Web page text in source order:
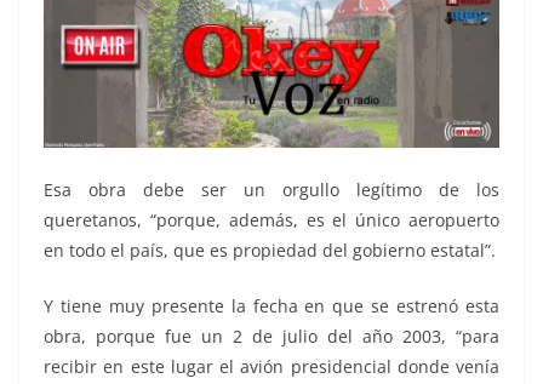
Esa obra debe ser un orgullo legítimo de los
queretanos, “porque, además, es el único aeropuerto
en todo el país, que es propiedad del gobierno estatal”.
Y tiene muy presente la fecha en que se estrenó esta
obra, porque fue un 2 de julio del año 2003, “para
recibir en este lugar el avión presidencial donde venía